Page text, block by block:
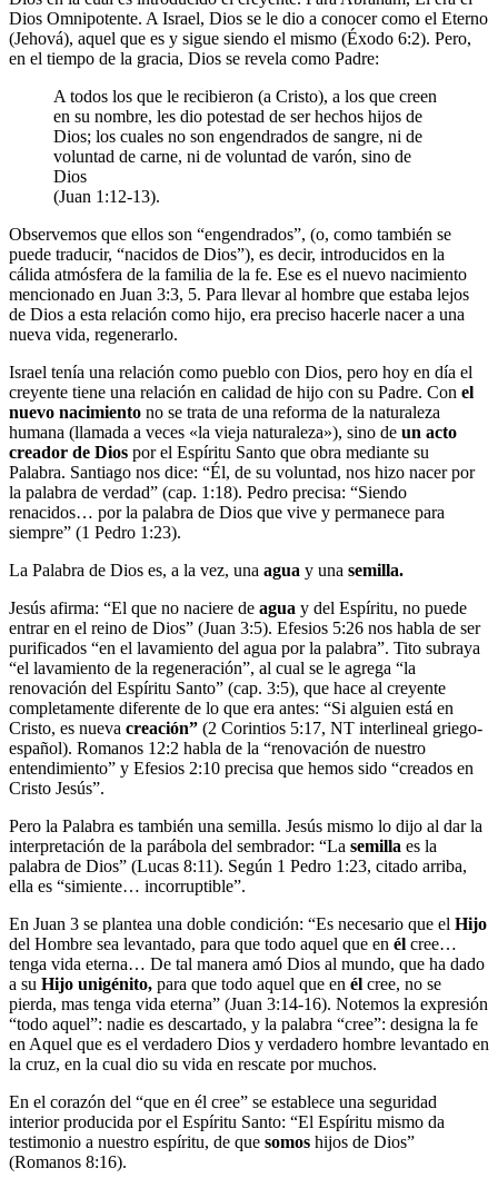
Dios Omnipotente. A Israel, Dios se le dio a conocer como el Eterno
(Jehová), aquel que es y sigue siendo el mismo (Éxodo 6:2). Pero,
en el tiempo de la gracia, Dios se revela como Padre:
A todos los que le recibieron (a Cristo), a los que creen
en su nombre, les dio potestad de ser hechos hijos de
Dios; los cuales no son engendrados de sangre, ni de
voluntad de carne, ni de voluntad de varón, sino de
Dios
(Juan 1:12-13).
Observemos que ellos son “engendrados”, (o, como también se
puede traducir, “nacidos de Dios”), es decir, introducidos en la
cálida atmósfera de la familia de la fe. Ese es el nuevo nacimiento
mencionado en Juan 3:3, 5. Para llevar al hombre que estaba lejos
de Dios a esta relación como hijo, era preciso hacerle nacer a una
nueva vida, regenerarlo.
Israel tenía una relación como pueblo con Dios, pero hoy en día el
creyente tiene una relación en calidad de hijo con su Padre. Con el
nuevo nacimiento no se trata de una reforma de la naturaleza
humana (llamada a veces «la vieja naturaleza»), sino de un acto
creador de Dios por el Espíritu Santo que obra mediante su
Palabra. Santiago nos dice: “Él, de su voluntad, nos hizo nacer por
la palabra de verdad” (cap. 1:18). Pedro precisa: “Siendo
renacidos… por la palabra de Dios que vive y permanece para
siempre” (1 Pedro 1:23).
La Palabra de Dios es, a la vez, una agua y una semilla.
Jesús afirma: “El que no naciere de agua y del Espíritu, no puede
entrar en el reino de Dios” (Juan 3:5). Efesios 5:26 nos habla de ser
purificados “en el lavamiento del agua por la palabra”. Tito subraya
“el lavamiento de la regeneración”, al cual se le agrega “la
renovación del Espíritu Santo” (cap. 3:5), que hace al creyente
completamente diferente de lo que era antes: “Si alguien está en
Cristo, es nueva creación” (2 Corintios 5:17, NT interlineal griego-
español). Romanos 12:2 habla de la “renovación de nuestro
entendimiento” y Efesios 2:10 precisa que hemos sido “creados en
Cristo Jesús”.
Pero la Palabra es también una semilla. Jesús mismo lo dijo al dar la
interpretación de la parábola del sembrador: “La semilla es la
palabra de Dios” (Lucas 8:11). Según 1 Pedro 1:23, citado arriba,
ella es “simiente… incorruptible”.
En Juan 3 se plantea una doble condición: “Es necesario que el Hijo
del Hombre sea levantado, para que todo aquel que en él cree…
tenga vida eterna… De tal manera amó Dios al mundo, que ha dado
a su Hijo unigénito, para que todo aquel que en él cree, no se
pierda, mas tenga vida eterna” (Juan 3:14-16). Notemos la expresión
“todo aquel”: nadie es descartado, y la palabra “cree”: designa la fe
en Aquel que es el verdadero Dios y verdadero hombre levantado en
la cruz, en la cual dio su vida en rescate por muchos.
En el corazón del “que en él cree” se establece una seguridad
interior producida por el Espíritu Santo: “El Espíritu mismo da
testimonio a nuestro espíritu, de que somos hijos de Dios”
(Romanos 8:16).